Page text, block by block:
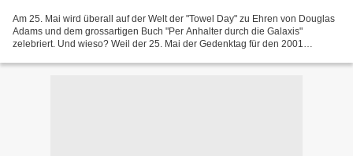
Am 25. Mai wird überall auf der Welt der "Towel Day" zu Ehren von Douglas
Adams und dem grossartigen Buch "Per Anhalter durch die Galaxis"
zelebriert. Und wieso? Weil der 25. Mai der Gedenktag für den 2001